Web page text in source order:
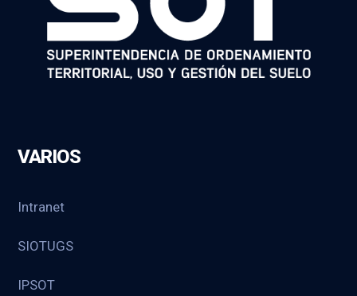
VARIOS
Intranet
SIOTUGS
IPSOT